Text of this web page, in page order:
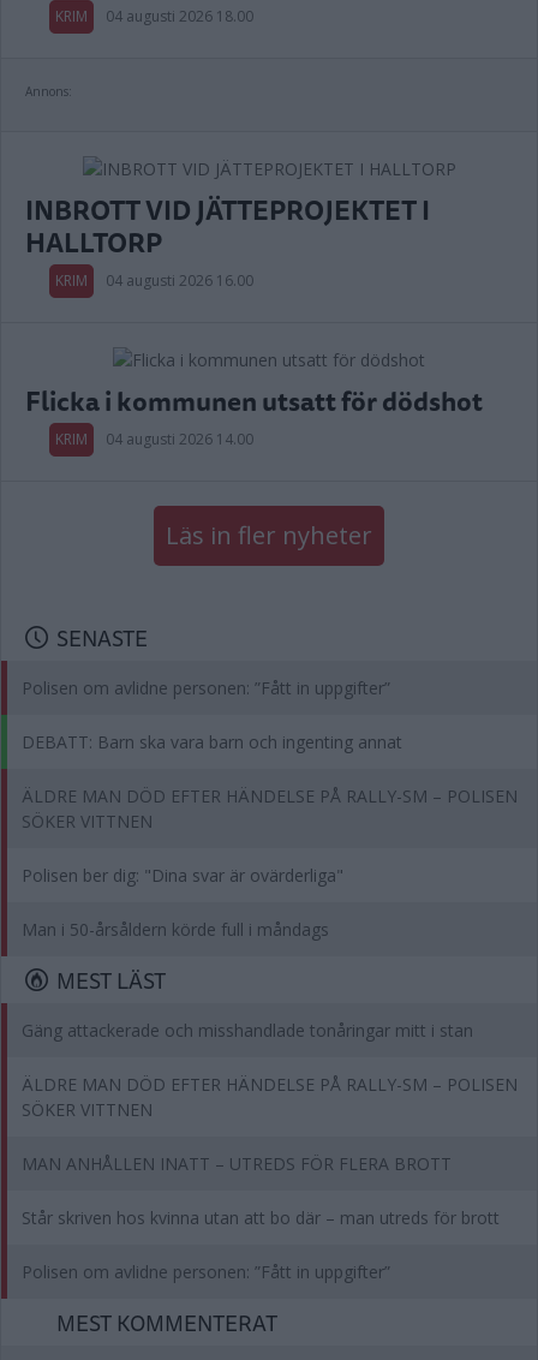
KRIM 04 augusti 2026 18.00
Annons:
INBROTT VID JÄTTEPROJEKTET I
HALLTORP
KRIM 04 augusti 2026 16.00
Flicka i kommunen utsatt för dödshot
KRIM 04 augusti 2026 14.00
Läs in fler nyheter
SENASTE
Polisen om avlidne personen: ”Fått in uppgifter”
DEBATT: Barn ska vara barn och ingenting annat
ÄLDRE MAN DÖD EFTER HÄNDELSE PÅ RALLY-SM – POLISEN
SÖKER VITTNEN
Polisen ber dig: "Dina svar är ovärderliga"
Man i 50-årsåldern körde full i måndags
MEST LÄST
Gäng attackerade och misshandlade tonåringar mitt i stan
ÄLDRE MAN DÖD EFTER HÄNDELSE PÅ RALLY-SM – POLISEN
SÖKER VITTNEN
MAN ANHÅLLEN INATT – UTREDS FÖR FLERA BROTT
Står skriven hos kvinna utan att bo där – man utreds för brott
Polisen om avlidne personen: ”Fått in uppgifter”
MEST KOMMENTERAT